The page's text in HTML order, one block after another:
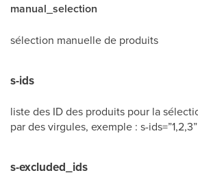
manual_selection
sélection manuelle de produits
s-ids
liste des ID des produits pour la
par des virgules, exemple : s-ids=”1,2,3”
s-excluded_ids